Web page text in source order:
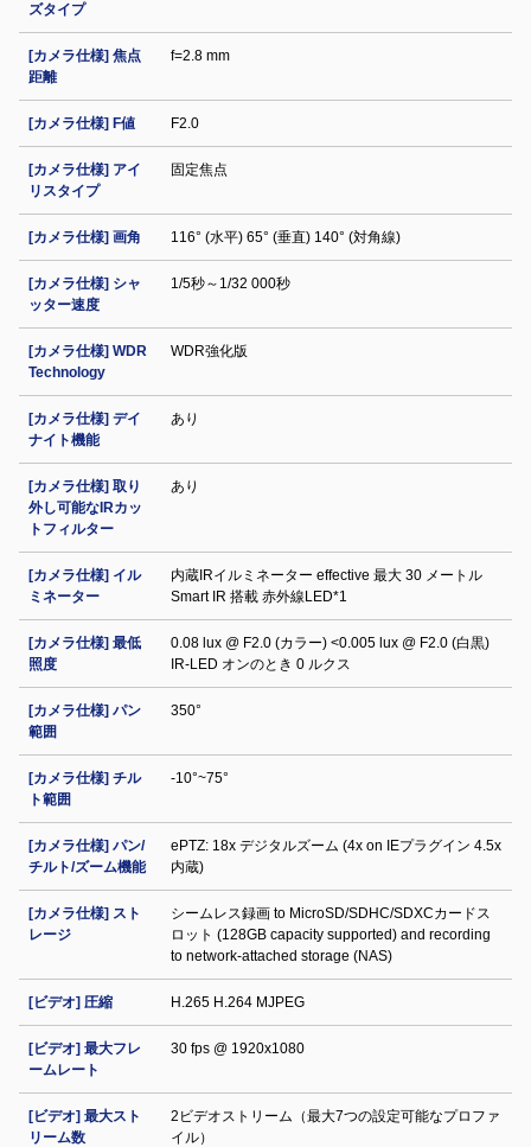
ズタイプ
[カメラ仕様] 焦点
距離
f=2.8 mm
[カメラ仕様] F値 F2.0
[カメラ仕様] アイ
リスタイプ
固定焦点
[カメラ仕様] 画角 116° (水平) 65° (垂直) 140° (対角線)
[カメラ仕様] シャ
ッター速度
1/5秒～1/32 000秒
[カメラ仕様] WDR
Technology
WDR強化版
[カメラ仕様] デイ
ナイト機能
あり
[カメラ仕様] 取り
外し可能なIRカッ
トフィルター
あり
[カメラ仕様] イル
ミネーター
内蔵IRイルミネーター effective 最大 30 メートル
Smart IR 搭載 赤外線LED*1
[カメラ仕様] 最低
照度
0.08 lux @ F2.0 (カラー) <0.005 lux @ F2.0 (白黒)
IR‐LED オンのとき 0 ルクス
[カメラ仕様] パン
範囲
350°
[カメラ仕様] チル
ト範囲
-10°~75°
[カメラ仕様] パン/
チルト/ズーム機能
ePTZ: 18x デジタルズーム (4x on IEプラグイン 4.5x
内蔵)
[カメラ仕様] スト
レージ
シームレス録画 to MicroSD/SDHC/SDXCカードス
ロット (128GB capacity supported) and recording
to network-attached storage (NAS)
[ビデオ] 圧縮 H.265 H.264 MJPEG
[ビデオ] 最大フレ
ームレート
30 fps @ 1920x1080
[ビデオ] 最大スト
リーム数
2ビデオストリーム（最大7つの設定可能なプロファ
イル）